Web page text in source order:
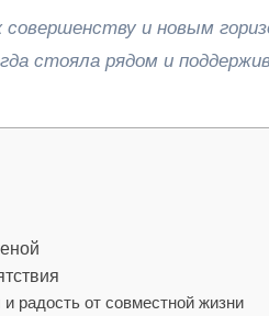
совершенству и новым
стояла рядом и
радость от совместной жизни